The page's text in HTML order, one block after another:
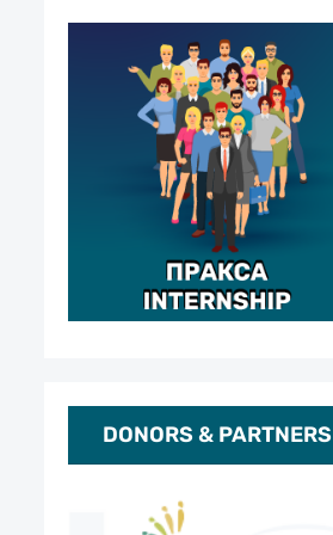
DONORS & PARTNERS